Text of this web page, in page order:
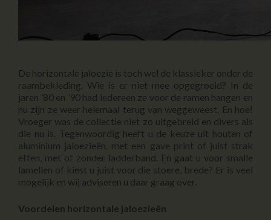
De horizontale jaloezie is toch wel de klassieker onder de
raambekleding. Wie is er niet mee opgegroeid? In de
jaren ’80 en ’90 had iedereen ze voor de ramen hangen en
nu zijn ze weer helemaal terug van weggeweest. En hoe!
Vroeger was de collectie niet zo uitgebreid en divers als
die nu is. Tegenwoordig heeft u de keuze uit houten of
aluminium jaloezieën, met een gave print of juist strak
effen, met of zonder ladderband. En gaat u voor smalle
lamellen of kiest u juist voor die stoere, brede? Er is veel
mogelijk en wij adviseren u daar graag over.
Voordelen horizontale jaloezieën